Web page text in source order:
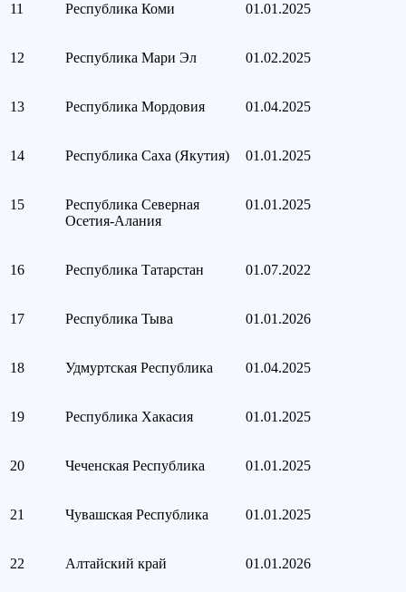
11 Республика Коми 01.01.2025
12 Республика Мари Эл 01.02.2025
13 Республика Мордовия 01.04.2025
14 Республика Саха (Якутия) 01.01.2025
15
Республика Северная
Осетия-Алания
01.01.2025
16 Республика Татарстан 01.07.2022
17 Республика Тыва 01.01.2026
18 Удмуртская Республика 01.04.2025
19 Республика Хакасия 01.01.2025
20 Чеченская Республика 01.01.2025
21 Чувашская Республика 01.01.2025
22 Алтайский край 01.01.2026